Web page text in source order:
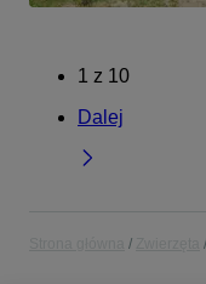
1 z 10
Dalej